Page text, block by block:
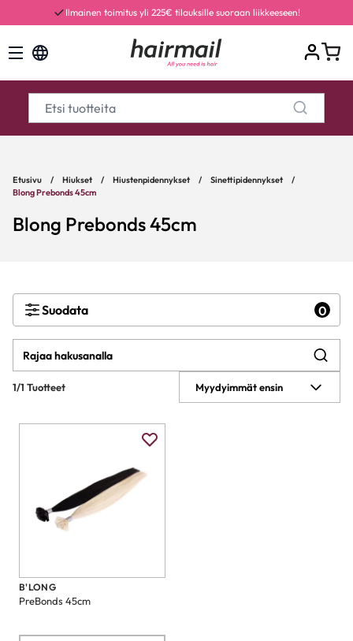
Ilmainen toimitus yli 225€ tilauksille suoraan liikkeeseen!
Etusivu / Hiukset / Hiustenpidennykset / Sinettipidennykset
/
Blong Prebonds 45cm
Blong Prebonds 45cm
Suodata 0
1/1 Tuotteet Myydyimmät ensin
B'LONG
PreBonds 45cm